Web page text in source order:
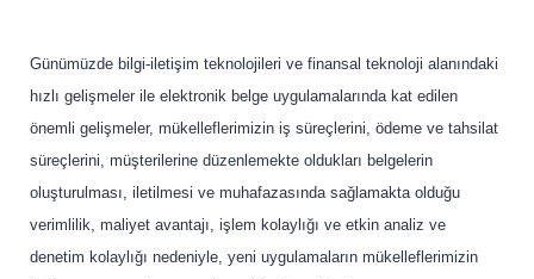
Günümüzde bilgi-iletişim teknolojileri ve finansal teknoloji alanındaki
hızlı gelişmeler ile elektronik belge uygulamalarında kat edilen
önemli gelişmeler, mükelleflerimizin iş süreçlerini, ödeme ve tahsilat
süreçlerini, müşterilerine düzenlemekte oldukları belgelerin
oluşturulması, iletilmesi ve muhafazasında sağlamakta olduğu
verimlilik, maliyet avantajı, işlem kolaylığı ve etkin analiz ve
denetim kolaylığı nedeniyle, yeni uygulamaların mükelleflerimizin